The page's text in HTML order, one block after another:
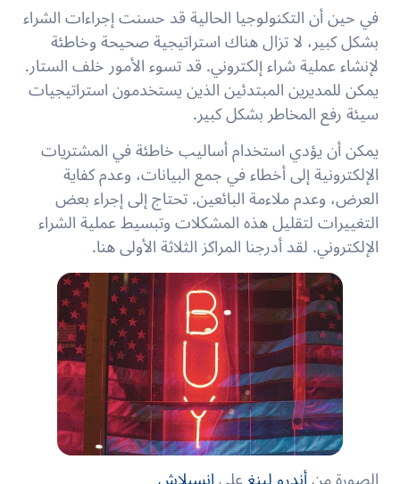
في حين أن التكنولوجيا الحالية قد حسنت إجراءات الشراء
بشكل كبير، لا تزال هناك استراتيجية صحيحة وخاطئة
لإنشاء عملية شراء إلكتروني. قد تسوء الأمور خلف الستار.
يمكن للمديرين المبتدئين الذين يستخدمون استراتيجيات
سيئة رفع المخاطر بشكل كبير.
يمكن أن يؤدي استخدام أساليب خاطئة في المشتريات
الإلكترونية إلى أخطاء في جمع البيانات، وعدم كفاية
العرض، وعدم ملاءمة البائعين. تحتاج إلى إجراء بعض
التغييرات لتقليل هذه المشكلات وتبسيط عملية الشراء
الإلكتروني. لقد أدرجنا المراكز الثلاثة الأولى هنا.